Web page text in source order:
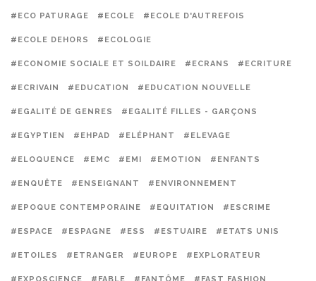
#ECO PATURAGE #ECOLE #ECOLE D'AUTREFOIS
#ECOLE DEHORS #ECOLOGIE
#ECONOMIE SOCIALE ET SOILDAIRE #ECRANS #ECRITURE
#ECRIVAIN #EDUCATION #EDUCATION NOUVELLE
#EGALITÉ DE GENRES #EGALITÉ FILLES - GARÇONS
#EGYPTIEN #EHPAD #ELÉPHANT #ELEVAGE
#ELOQUENCE #EMC #EMI #EMOTION #ENFANTS
#ENQUÊTE #ENSEIGNANT #ENVIRONNEMENT
#EPOQUE CONTEMPORAINE #EQUITATION #ESCRIME
#ESPACE #ESPAGNE #ESS #ESTUAIRE #ETATS UNIS
#ETOILES #ETRANGER #EUROPE #EXPLORATEUR